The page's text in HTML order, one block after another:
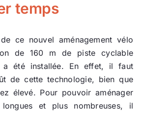
temps
ce nouvel aménagement vélo
de 160 m de piste cyclable
a été installée. En effet, il faut
de cette technologie, bien que
élevé. Pour pouvoir aménager
et plus nombreuses, il